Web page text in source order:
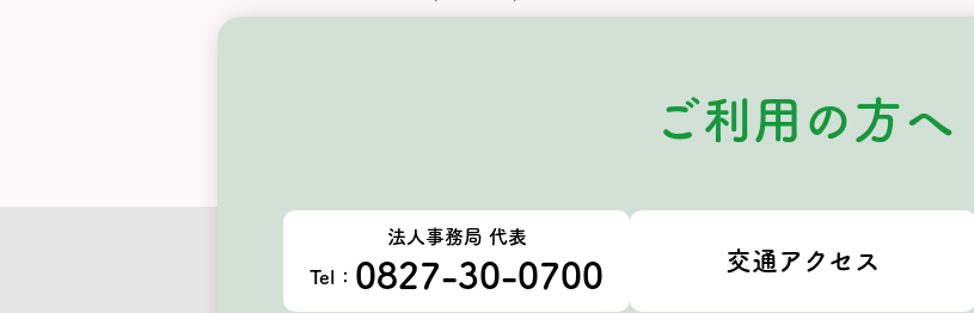
ご利用の方へ
法人事務局 代表
Tel： 0827-30-0700 交通アクセス